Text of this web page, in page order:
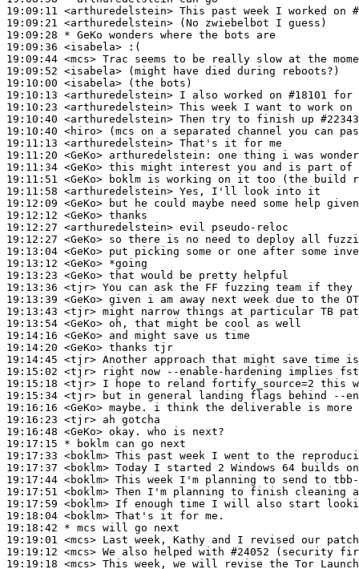
19:09:11 <arthuredelstein>
19:09:21 <arthuredelstein>
19:09:28 * GeKo wonders where the bots are
19:09:36 <isabela>
19:09:44 <mcs>
19:09:52 <isabela>
19:10:00 <isabela>
19:10:13 <arthuredelstein>
19:10:23 <arthuredelstein>
19:10:40 <arthuredelstein>
19:10:40 <hiro>
19:11:13 <arthuredelstein>
19:11:20 <GeKo> arthuredelstein:
19:11:34 <GeKo>
19:11:51 <GeKo>
19:11:58 <arthuredelstein>
19:12:09 <GeKo>
19:12:12 <GeKo>
19:12:27 <arthuredelstein>
19:12:27 <GeKo>
19:13:04 <GeKo>
19:13:12 <GeKo>
19:13:23 <GeKo>
19:13:36 <tjr>
19:13:39 <GeKo>
19:13:43 <tjr>
19:13:54 <GeKo>
19:14:16 <GeKo>
19:14:20 <GeKo>
19:14:45 <tjr>
19:15:02 <tjr>
19:15:18 <tjr>
19:15:34 <tjr>
19:16:16 <GeKo>
19:16:23 <tjr>
19:16:48 <GeKo>
19:17:15 * boklm can go next
19:17:33 <boklm>
19:17:37 <boklm>
19:17:44 <boklm>
19:17:51 <boklm>
19:17:59 <boklm>
19:18:04 <boklm>
19:18:42 * mcs will go next
19:19:01 <mcs>
19:19:12 <mcs>
19:19:18 <mcs>